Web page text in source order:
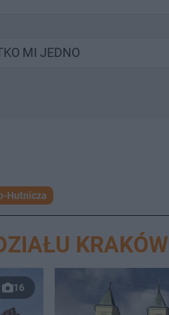
MI JEDNO
Hutnicza
KRAKÓW
16